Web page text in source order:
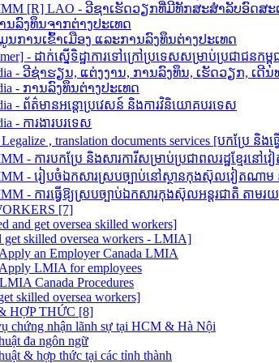
IMM [R] LAO - ວີຊາເຮັດວຽກທີ່ມີທັກສະສຳລັບອົດ
ານລົງທຶນຈາກຕ່າງປະເທດ
ມູນການເຂົ້າເມືອງ ແລະການລົງທຶນຕ່າງປະເທດ
- ដាក់ស្នើទិដ្ឋាការទៅក្រៅប្រទេសសម្រាប់ប្រជាជនកម្ពុ
- ວີຊ່າຮຽນ, ແຕ່ງງານ, ການລົງທຶນ, ເຮັດວຽກ, ເ
- ການລົງທຶນຕ່າງປະເທດ
- ព័ត៌មានអន្តោប្រវេសន៍ និងការវិនិយោគបរទេស
- ការងារបរទេស
, translation documents services [បកប្រែ និង​ធ្
- ការបកប្រែ និងសារការីសម្រាប់ប្រជាពលរដ្ឋខ្មែរនៅ
- រៀបចំឯកសារស្របច្បាប់នៅស្ថានកុងស៊ុលវៀតណាម
- ការធ្វើឱ្យស្របច្បាប់ឯកសារកុងស៊ុលអន្តរជាតិ តាមរយ
[7]
and get oversea skilled workers]
get skilled oversea workers - LMIA]
an Employer Canada LMIA
LMIA for employees
Canada Procedures
skilled oversea workers]
HỢP THỨC [8]
chứng nhận lãnh sự tại HCM & Hà Nội
đa ngôn ngữ
& hợp thức tại các tỉnh thành